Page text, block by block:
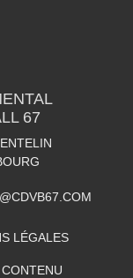
67
LÉGALES